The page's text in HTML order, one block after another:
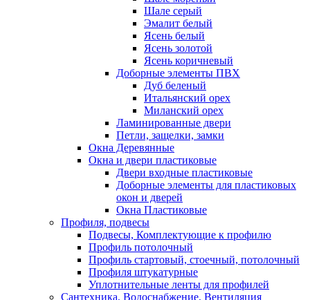
Шале серый
Эмалит белый
Ясень белый
Ясень золотой
Ясень коричневый
Доборные элементы ПВХ
Дуб беленый
Итальянский орех
Миланский орех
Ламинированные двери
Петли, защелки, замки
Окна Деревянные
Окна и двери пластиковые
Двери входные пластиковые
Доборные элементы для пластиковых
окон и дверей
Окна Пластиковые
Профиля, подвесы
Подвесы, Комплектующие к профилю
Профиль потолочный
Профиль стартовый, стоечный, потолочный
Профиля штукатурные
Уплотнительные ленты для профилей
Сантехника, Водоснабжение, Вентиляция